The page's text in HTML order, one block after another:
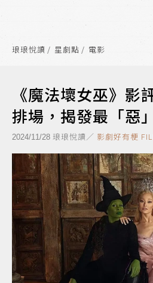
琅琅悅讀 星劇點 電影
《魔法壞女巫》影
排場，揭發最「惡
2024/11/28 琅琅悅讀／ 影劇好有梗